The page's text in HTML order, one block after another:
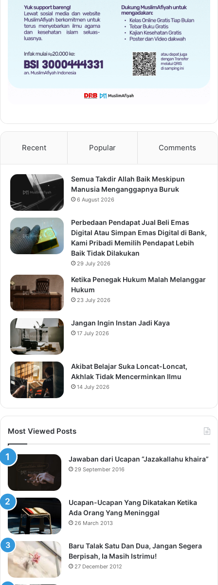
Recent Popular Comments
Semua Takdir Allah Baik Meskipun
Manusia Menganggapnya Buruk
6 August 2026
Perbedaan Pendapat Jual Beli Emas
Digital Atau Simpan Emas Digital di Bank,
Kami Pribadi Memilih Pendapat Lebih
Baik Tidak Dilakukan
29 July 2026
Ketika Penegak Hukum Malah Melanggar
Hukum
23 July 2026
Jangan Ingin Instan Jadi Kaya
17 July 2026
Akibat Belajar Suka Loncat-Loncat,
Akhlak Tidak Mencerminkan Ilmu
14 July 2026
Most Viewed Posts
Jawaban dari Ucapan “Jazakallahu khaira”
29 September 2016
Ucapan-Ucapan Yang Dikatakan Ketika
Ada Orang Yang Meninggal
26 March 2013
Baru Talak Satu Dan Dua, Jangan Segera
Berpisah, Ia Masih Istrimu!
27 December 2012